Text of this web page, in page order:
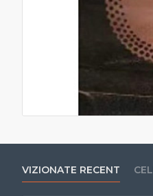
VIZIONATE RECENT